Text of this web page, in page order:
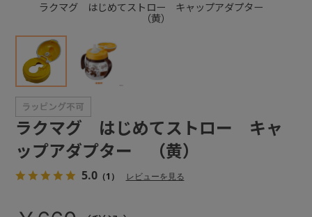
ラクマグ はじめてストロー キャップアダプター
（黄）
ラクマグ はじめてストロー キャ
ップアダプター （黄）
5.0（1） レビューを見る